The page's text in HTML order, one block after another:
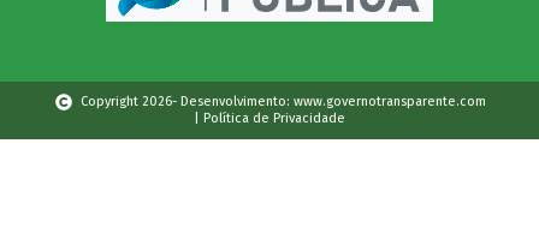
Copyright 2026- Desenvolvimento: www.governotransparente.com
| Política de Privacidade